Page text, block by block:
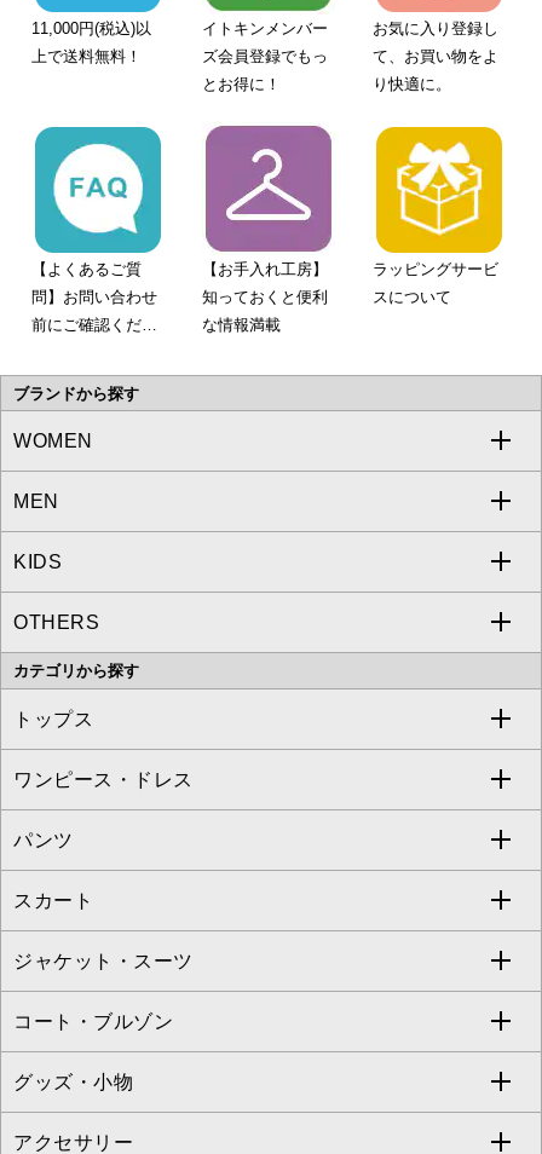
11,000円(税込)以
上で送料無料！
イトキンメンバー
ズ会員登録でもっ
とお得に！
お気に入り登録し
て、お買い物をよ
り快適に。
【よくあるご質
問】お問い合わせ
前にご確認くださ
【お手入れ工房】
知っておくと便利
な情報満載
ラッピングサービ
スについて
ブランドから探す
WOMEN
a.v.v
MICHEL KLEIN
MK MICHEL KLEIN
OFUON le MK
MEN
a.v.v
MICHEL KLEIN HOMME
MK MICHEL KLEIN HOMME
KIDS
a.v.v
OTHERS
MK MICHEL KLEIN BAG
カテゴリから探す
トップス
すべてのトップス
カットソー・Tシャツ
ブラウス・シャツ
ニット・セーター
カーディガン
アンサンブルセット
ベスト・ジレ
ワンピース・ドレス
すべてのワンピース・ドレス
ワンピース
ドレス
チュニック
ジャンパースカート
その他のワンピース・ドレス
パンツ
すべてのパンツ
フルレングスパンツ
クロップド・半端丈パンツ
ガウチョ・ワイドパンツ
ハーフ・ショート丈パンツ
スカート
すべてのスカート
ロング・マキシ丈スカート
ひざ丈スカート
ミモレ丈スカート
ジャケット・スーツ
すべてのジャケット・スーツ
テーラードジャケット
ノーカラージャケット
コート・ブルゾン
すべてのコート・ブルゾン
トレンチコート
グッズ・小物
すべてのグッズ・小物
アクセサリー